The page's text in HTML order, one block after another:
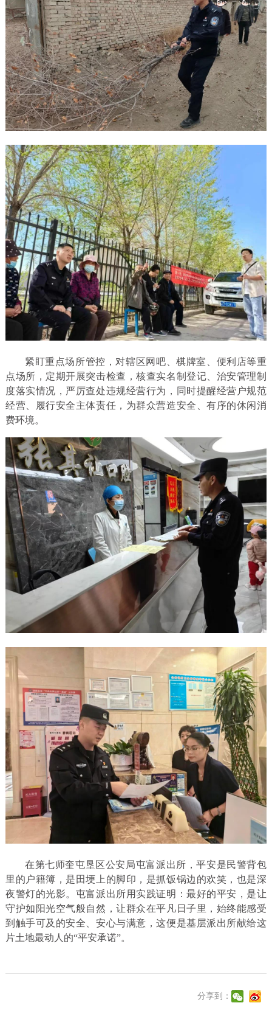
紧盯重点场所管控，对辖区网吧、棋牌室、便利店等重
点场所，定期开展突击检查，核查实名制登记、治安管理制
度落实情况，严厉查处违规经营行为，同时提醒经营户规范
经营、履行安全主体责任，为群众营造安全、有序的休闲消
费环境。
在第七师奎屯垦区公安局屯富派出所，平安是民警背包
里的户籍簿，是田埂上的脚印，是抓饭锅边的欢笑，也是深
夜警灯的光影。屯富派出所用实践证明：最好的平安，是让
守护如阳光空气般自然，让群众在平凡日子里，始终能感受
到触手可及的安全、安心与满意，这便是基层派出所献给这
片土地最动人的“平安承诺”。
分享到：